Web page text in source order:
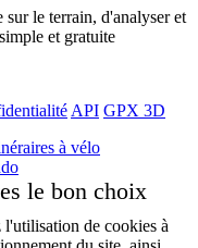
le terrain, d'analyser et
et gratuite
API GPX 3D
le bon choix
de cookies à